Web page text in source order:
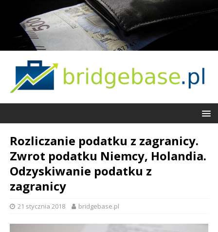
Rozliczanie podatku z zagranicy.
Zwrot podatku Niemcy, Holandia.
Odzyskiwanie podatku z
zagranicy
21 stycznia 2018 bridgebase.pl